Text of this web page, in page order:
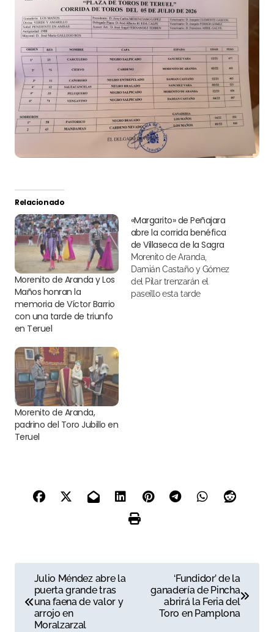
Relacionado
Morenito de Aranda y Los
Maños honran la
memoria de Víctor Barrio
con una tarde de triunfo
en Teruel
«Margarito» de Peñajara
abre la corrida benéfica
de Villaseca de la Sagra
Morenito de Aranda,
Damián Castaño y Gómez
del Pilar trenzarán el
paseíllo esta tarde
Morenito de Aranda,
padrino del Toro Jubillo en
Teruel
a
Julio Méndez abre la
puerta grande tras
una faena de valor y
arrojo en
Moralzarzal
‘Fundidor’ de la
ganadería de Pincha
abrirá la Feria del
Toro en Pamplona